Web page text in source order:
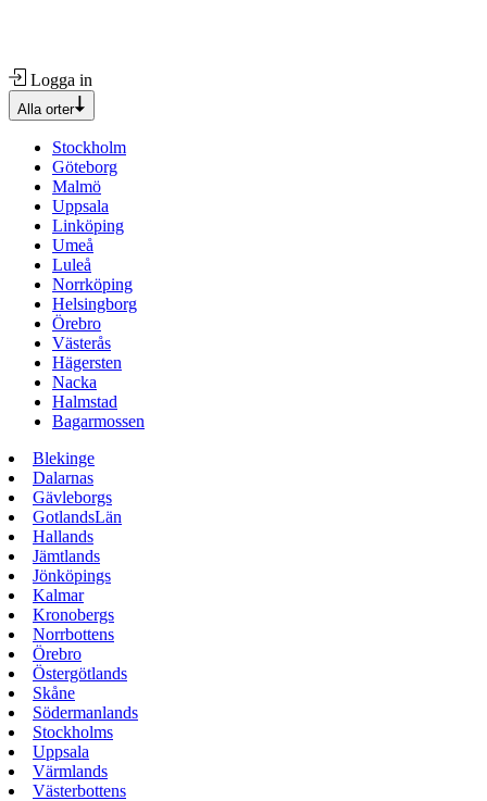
Logga in
Alla orter
Stockholm
Göteborg
Malmö
Uppsala
Linköping
Umeå
Luleå
Norrköping
Helsingborg
Örebro
Västerås
Hägersten
Nacka
Halmstad
Bagarmossen
Blekinge
Dalarnas
Gävleborgs
GotlandsLän
Hallands
Jämtlands
Jönköpings
Kalmar
Kronobergs
Norrbottens
Örebro
Östergötlands
Skåne
Södermanlands
Stockholms
Uppsala
Värmlands
Västerbottens